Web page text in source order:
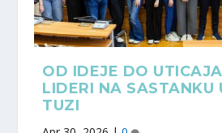
OD IDEJE DO
LIDERI NA SASTANKU
TUZI